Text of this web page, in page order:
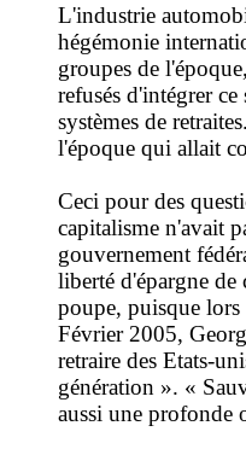
L'industrie
hégémonie
groupes de
refusés d'intégrer
systèmes de
l'époque qui allait
Ceci pour des
capitalisme n'avait
gouvernement
liberté d'épargne
poupe, puisque
Février 2005,
retraire des Etats-
génération ». «
aussi une profonde